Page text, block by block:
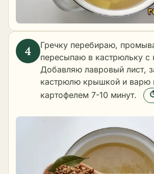
Гречку перебираю,
пересыпаю в кастрюльку с
Добавляю лавровый лист,
кастрюлю крышкой и варю
картофелем 7-10 минут.